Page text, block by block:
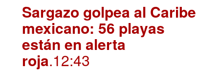
Sargazo golpea al Caribe
mexicano: 56 playas
están en alerta
roja.12:43